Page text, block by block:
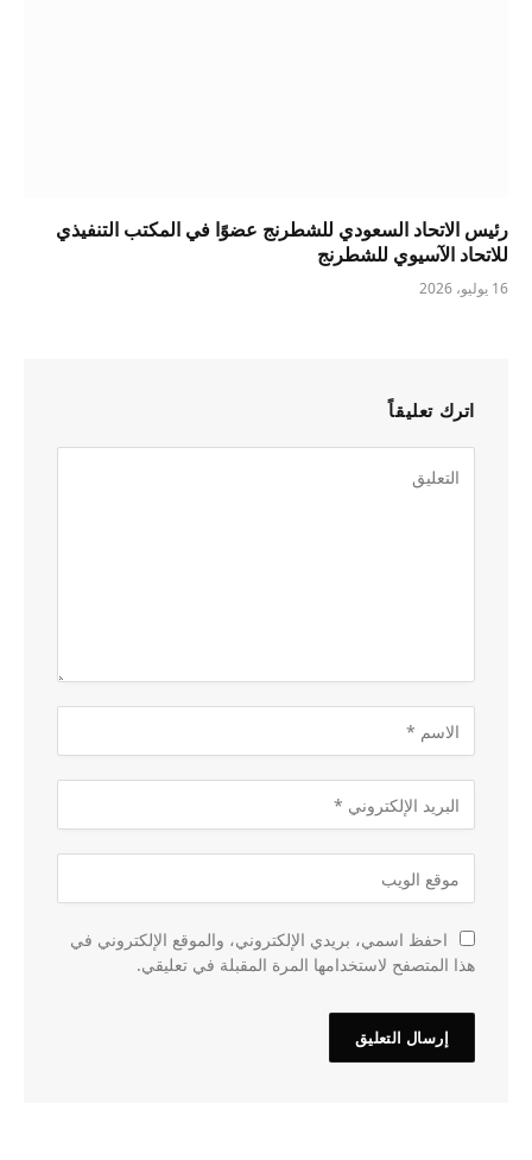
رئيس الاتحاد السعودي للشطرنج عضوًا في المكتب التنفيذي
للاتحاد الآسيوي للشطرنج
16 يوليو، 2026
اترك تعليقاً
احفظ اسمي، بريدي الإلكتروني، والموقع الإلكتروني في
هذا المتصفح لاستخدامها المرة المقبلة في تعليقي.